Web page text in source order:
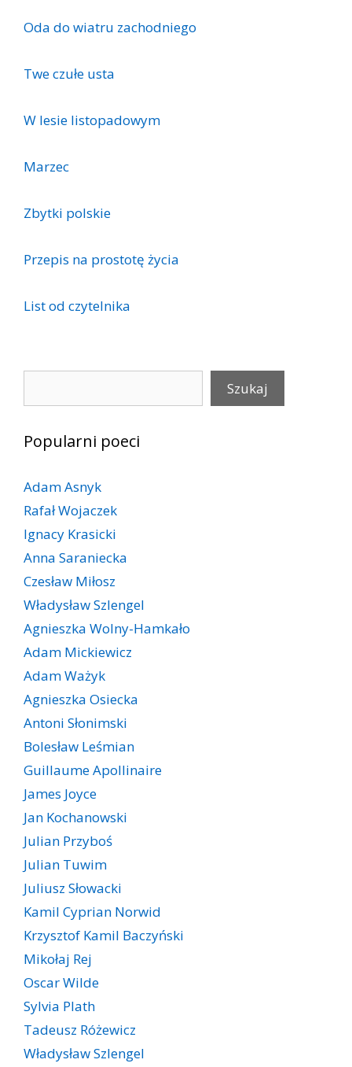
Oda do wiatru zachodniego
Twe czułe usta
W lesie listopadowym
Marzec
Zbytki polskie
Przepis na prostotę życia
List od czytelnika
Szukaj
Popularni poeci
Adam Asnyk
Rafał Wojaczek
Ignacy Krasicki
Anna Saraniecka
Czesław Miłosz
Władysław Szlengel
Agnieszka Wolny-Hamkało
Adam Mickiewicz
Adam Ważyk
Agnieszka Osiecka
Antoni Słonimski
Bolesław Leśmian
Guillaume Apollinaire
James Joyce
Jan Kochanowski
Julian Przyboś
Julian Tuwim
Juliusz Słowacki
Kamil Cyprian Norwid
Krzysztof Kamil Baczyński
Mikołaj Rej
Oscar Wilde
Sylvia Plath
Tadeusz Różewicz
Władysław Szlengel